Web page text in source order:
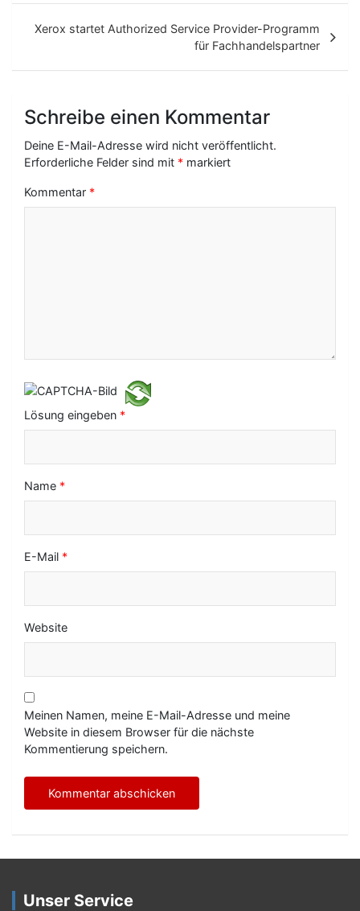
r
g
N
o
n
Xerox startet Authorized Service Provider-Programm
für Fachhandelspartner
Schreibe einen Kommentar
Deine E-Mail-Adresse wird nicht veröffentlicht.
Erforderliche Felder sind mit * markiert
Kommentar *
Lösung eingeben *
Name *
E-Mail *
Website
Meinen Namen, meine E-Mail-Adresse und meine
Website in diesem Browser für die nächste
Kommentierung speichern.
Unser Service